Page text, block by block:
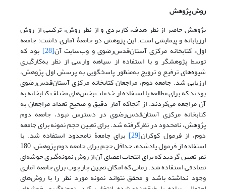
روش پژوهش
پژوهش حاضر از نظر هدف، کاربردی و از نظر روش، ترکیبی از روش
ارزیابانه و پیمایشی است. این پژوهش دو جامعۀ آماری داشت؛ جامعه
اول، کتابخانه مرکزی آستان‌قدس‌رضوی و وب‌سایت آن[28] بود که
توسط پژوهشگر و با استفاده از سیاهه وارسی از نظر به‌کارگیری
شیوه‌های ترفیع و ترویج به‌منظور پاسخگویی به پرسش اول پژوهش،
ارزیابی شد. جامعه دوم، مراجعان کتابخانه مرکزی آستان‌قدس‌رضوی
بودند که برای مطالعه یا استفاده از خدمات بخش‌های مختلف کتابخانه به
آن مراجعه می‌کردند. از آنجا‌که آمار دقیق و صحیح تعداد مراجعان به
کتابخانه مرکزی آستان‌‌قدس‌رضوی در دسترس نبود، جامعه دوم
پژوهش، نامحدود در نظرگرفته ‌شد. برای تعیین حجم نمونه برای جامعه
دوم، از فرمول کوکران[29] برای جامعۀ نامحدود استفاده شد. با
استفاده از فرمول یادشده، حداقل حجم برای جامعه دوم پژوهش، 180
نفر تعیین گردید که برای انتخاب اعضای آن از روش نمونه‌گیری خوشه‌ای
تصادفی استفاده شد. زمانی که امکان تعیین چارچوب برای جامعه آماری
وجود نداشته باشد و محقق نتواند نمونه مورد نظر را با روش‌های